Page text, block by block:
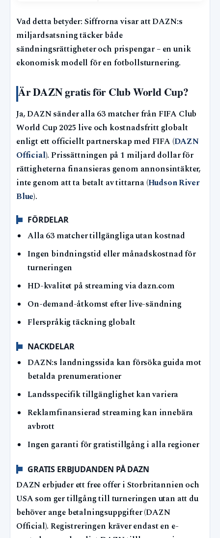
Vad detta betyder: Siffrorna visar att DAZN:s
miljardsatsning täcker både
sändningsrättigheter och prispengar – en unik
ekonomisk modell för en fotbollsturnering.
Är DAZN gratis för Club World Cup?
Ja, DAZN sänder alla 63 matcher från FIFA Club
World Cup 2025 live och kostnadsfritt globalt
enligt ett officiellt partnerskap med FIFA (DAZN
Official). Prissättningen på 1 miljard dollar för
rättigheterna finansieras genom annonsintäkter,
inte genom att ta betalt av tittarna (Hudson River
Blue).
FÖRDELAR
Alla 63 matcher tillgängliga utan kostnad
Ingen bindningstid eller månadskostnad för
turneringen
HD-kvalitet på streaming via dazn.com
On-demand-åtkomst efter live-sändning
Flerspråkig täckning globalt
NACKDELAR
DAZN:s landningssida kan försöka guida mot
betalda prenumerationer
Landsspecifik tillgänglighet kan variera
Reklamfinansierad streaming kan innebära
avbrott
Ingen garanti för gratistillgång i alla regioner
GRATIS ERBJUDANDEN PÅ DAZN
DAZN erbjuder ett free offer i Storbritannien och
USA som ger tillgång till turneringen utan att du
behöver ange betalningsuppgifter (DAZN
Official). Registreringen kräver endast en e-